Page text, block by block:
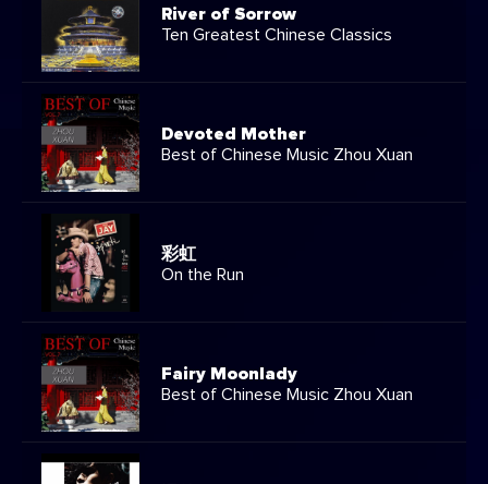
River of Sorrow
Ten Greatest Chinese Classics
Devoted Mother
Best of Chinese Music Zhou Xuan
彩虹
On the Run
Fairy Moonlady
Best of Chinese Music Zhou Xuan